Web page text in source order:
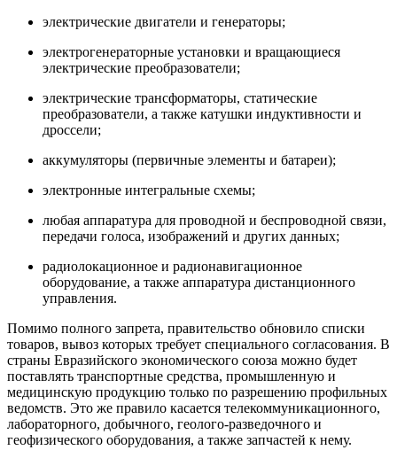
электрические двигатели и генераторы;
электрогенераторные установки и вращающиеся
электрические преобразователи;
электрические трансформаторы, статические
преобразователи, а также катушки индуктивности и
дроссели;
аккумуляторы (первичные элементы и батареи);
электронные интегральные схемы;
любая аппаратура для проводной и беспроводной связи,
передачи голоса, изображений и других данных;
радиолокационное и радионавигационное
оборудование, а также аппаратура дистанционного
управления.
Помимо полного запрета, правительство обновило списки
товаров, вывоз которых требует специального согласования. В
страны Евразийского экономического союза можно будет
поставлять транспортные средства, промышленную и
медицинскую продукцию только по разрешению профильных
ведомств. Это же правило касается телекоммуникационного,
лабораторного, добычного, геолого-разведочного и
геофизического оборудования, а также запчастей к нему.